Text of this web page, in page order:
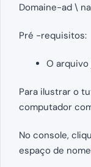
Domaine-ad \
Pré -requisitos:
O
Para ilustrar o
computador
No console,
espaço de nome